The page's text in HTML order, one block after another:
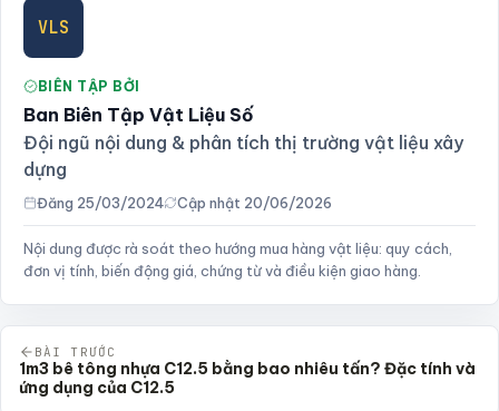
VLS
BIÊN TẬP BỞI
Ban Biên Tập Vật Liệu Số
Đội ngũ nội dung & phân tích thị trường vật liệu xây
dựng
Đăng 25/03/2024 Cập nhật 20/06/2026
Nội dung được rà soát theo hướng mua hàng vật liệu: quy cách,
đơn vị tính, biến động giá, chứng từ và điều kiện giao hàng.
BÀI TRƯỚC
1m3 bê tông nhựa C12.5 bằng bao nhiêu tấn? Đặc tính và
ứng dụng của C12.5